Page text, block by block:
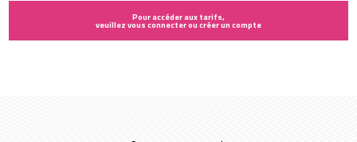
Pour accéder aux tarifs,
veuillez vous connecter ou créer un compte